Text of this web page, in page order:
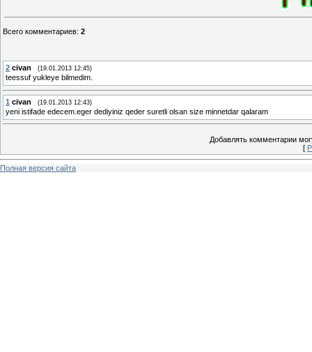
Всего комментариев: 2
2 civan (19.01.2013 12:45)
teessuf yukleye bilmedim.
1 civan (19.01.2013 12:43)
yeni istifade edecem.eger dediyiniz qeder suretli olsan size minnetdar qalaram
Добавлять комментарии
[
Полная версия сайта